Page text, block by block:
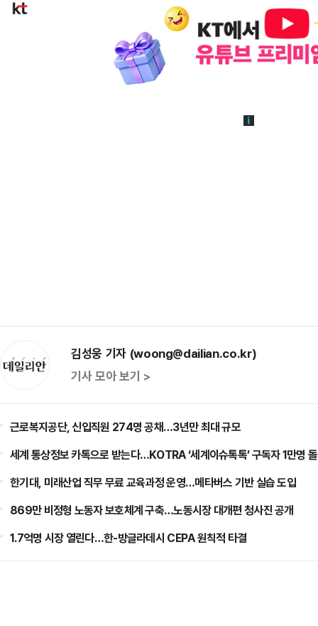
김성웅 기자 (woong@dailian.co.kr)
기사 모아 보기 >
근로복지공단, 신입직원 274명 공채…3년만 최대 규모
세계 통상정보 카톡으로 받는다…KOTRA ‘세계이슈톡톡’ 구독자 1만명
한기대, 미래산업 직무 무료 교육과정 운영…메타버스 기반 실습 도입
869만 비정형 노동자 보호체계 구축…노동시장 대개편 청사진 공개
1.7억명 시장 열린다…한-방글라데시 CEPA 원칙적 타결